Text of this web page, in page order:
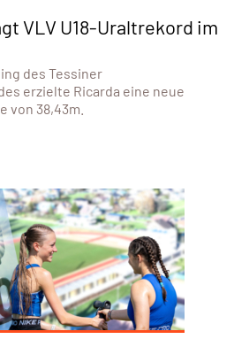
VLV U18-Uraltrekord im
des Tessiner
erzielte Ricarda eine neue
38,43m.